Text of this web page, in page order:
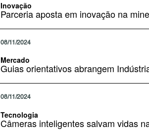
Inovação
Parceria aposta em inovação na
08/11/2024
Mercado
Guias orientativos abrangem
08/11/2024
Tecnologia
Câmeras inteligentes salvam vidas